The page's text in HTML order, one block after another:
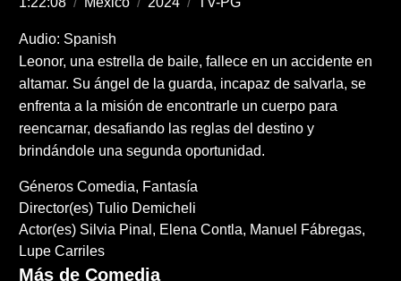
Audio: Spanish
Leonor, una estrella de baile, fallece en un accidente en
altamar. Su ángel de la guarda, incapaz de salvarla, se
enfrenta a la misión de encontrarle un cuerpo para
reencarnar, desafiando las reglas del destino y
brindándole una segunda oportunidad.
Géneros Comedia
Fantasía
Director(es) Tulio Demicheli
Actor(es) Silvia Pinal Elena Contla
Manuel Fábregas
Lupe Carriles
Más de Comedia